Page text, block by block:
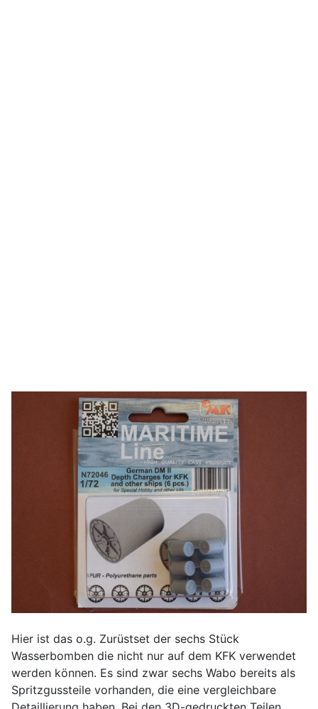
Hier ist das o.g. Zurüstset der sechs Stück
Wasserbomben die nicht nur auf dem KFK verwendet
werden können. Es sind zwar sechs Wabo bereits als
Spritzgussteile vorhanden, die eine vergleichbare